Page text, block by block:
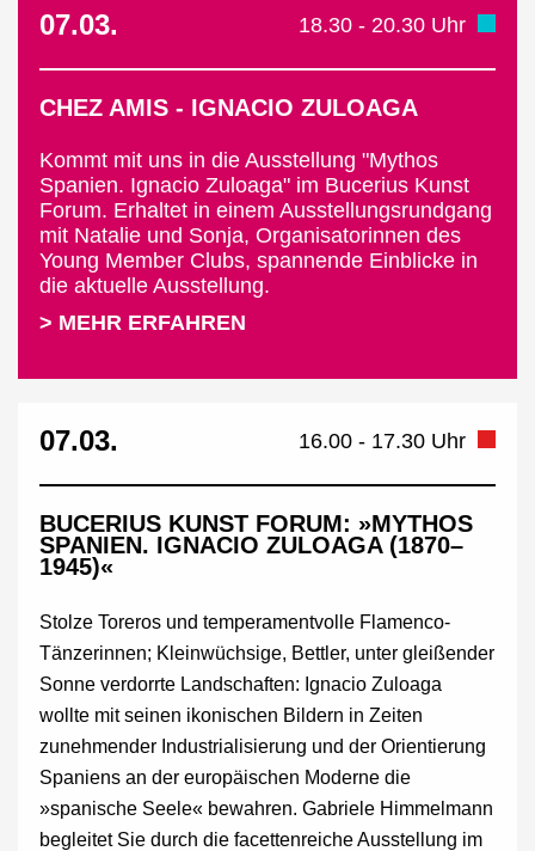
07.03. 18.30 - 20.30 Uhr
CHEZ AMIS - IGNACIO ZULOAGA
Kommt mit uns in die Ausstellung "Mythos
Spanien. Ignacio Zuloaga" im Bucerius Kunst
Forum. Erhaltet in einem Ausstellungsrundgang
mit Natalie und Sonja, Organisatorinnen des
Young Member Clubs, spannende Einblicke in
die aktuelle Ausstellung.
> MEHR ERFAHREN
07.03. 16.00 - 17.30 Uhr
BUCERIUS KUNST FORUM: »MYTHOS
SPANIEN. IGNACIO ZULOAGA (1870–
1945)«
Stolze Toreros und temperamentvolle Flamenco-
Tänzerinnen; Kleinwüchsige, Bettler, unter gleißender
Sonne verdorrte Landschaften: Ignacio Zuloaga
wollte mit seinen ikonischen Bildern in Zeiten
zunehmender Industrialisierung und der Orientierung
Spaniens an der europäischen Moderne die
»spanische Seele« bewahren. Gabriele Himmelmann
begleitet Sie durch die facettenreiche Ausstellung im